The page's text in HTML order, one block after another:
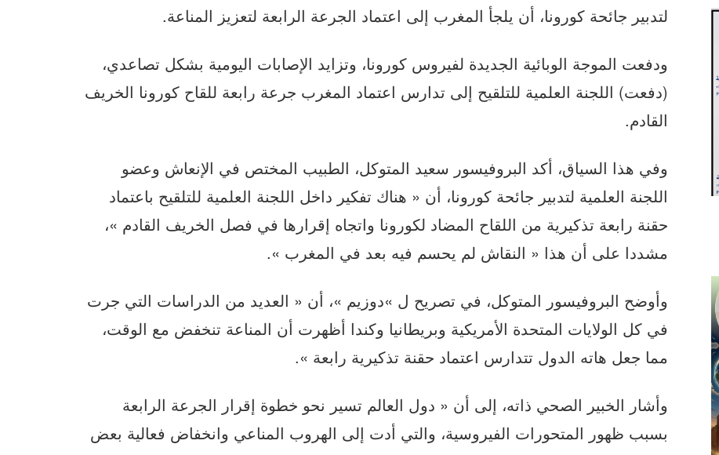
لتدبير جائحة كورونا، أن يلجأ المغرب إلى اعتماد الجرعة الرابعة لتعزيز المناعة.
ودفعت الموجة الوبائية الجديدة لفيروس كورونا، وتزايد الإصابات اليومية بشكل تصاعدي،
(دفعت) اللجنة العلمية للتلقيح إلى تدارس اعتماد المغرب جرعة رابعة للقاح كورونا الخريف
القادم.
وفي هذا السياق، أكد البروفيسور سعيد المتوكل‎، الطبيب المختص في الإنعاش وعضو
اللجنة العلمية لتدبير جائحة كورونا، أن « هناك تفكير داخل اللجنة العلمية للتلقيح باعتماد
حقنة رابعة تذكيرية من اللقاح المضاد لكورونا واتجاه إقرارها في فصل الخريف القادم »،
مشددا على أن هذا « النقاش لم يحسم فيه بعد في المغرب ».
وأوضح البروفيسور المتوكل، في تصريح ل »دوزيم »، أن « العديد من الدراسات التي جرت
في كل الولايات المتحدة الأمريكية وبريطانيا وكندا أظهرت أن المناعة تنخفض مع الوقت،
مما جعل هاته الدول تتدارس اعتماد حقنة تذكيرية رابعة ».
وأشار الخبير الصحي ذاته، إلى أن « دول العالم تسير نحو خطوة إقرار الجرعة الرابعة
بسبب ظهور المتحورات الفيروسية، والتي أدت إلى الهروب المناعي وانخفاض فعالية بعض